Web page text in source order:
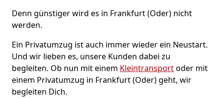
Denn günstiger wird es in Frankfurt (Oder) nicht
werden.
Ein Privatumzug ist auch immer wieder ein Neustart.
Und wir lieben es, unsere Kunden dabei zu
begleiten. Ob nun mit einem Kleintransportoder mit
einem Privatumzug in Frankfurt (Oder) geht, wir
begleiten Dich.